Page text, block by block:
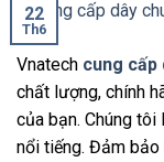
22
Th6
Vnatech cung cấp
chất lượng, chính
của bạn. Chúng
nổi tiếng. Đảm bảo